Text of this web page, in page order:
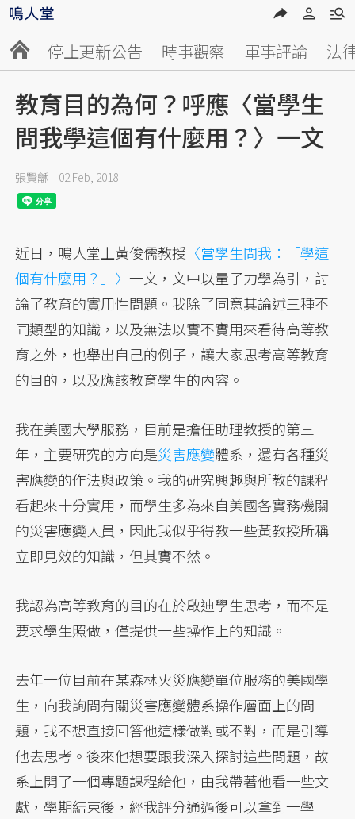
停止更新公告 時事觀察 軍事評論 法
教育目的為何？呼應〈當學生
問我學這個有什麼用？〉一文
張賢龢 02 Feb, 2018
近日，鳴人堂上黃俊儒教授 〈當學生問我：「學這
個有什麼用？」〉一文，文中以量子力學為引，討
論了教育的實用性問題。我除了同意其論述三種不
同類型的知識，以及無法以實不實用來看待高等教
育之外，也舉出自己的例子，讓大家思考高等教育
的目的，以及應該教育學生的內容。
我在美國大學服務，目前是擔任助理教授的第三
年，主要研究的方向是災害應變體系，還有各種災
害應變的作法與政策。我的研究興趣與所教的課程
看起來十分實用，而學生多為來自美國各實務機關
的災害應變人員，因此我似乎得教一些黃教授所稱
立即見效的知識，但其實不然。
我認為高等教育的目的在於啟迪學生思考，而不是
要求學生照做，僅提供一些操作上的知識。
去年一位目前在某森林火災應變單位服務的美國學
生，向我詢問有關災害應變體系操作層面上的問
題，我不想直接回答他這樣做對或不對，而是引導
他去思考。後來他想要跟我深入探討這些問題，故
系上開了一個專題課程給他，由我帶著他看一些文
獻，學期結束後，經我評分通過後可以拿到一學